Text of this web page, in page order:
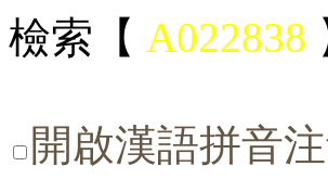
檢索【 A022838
開啟漢語拼音